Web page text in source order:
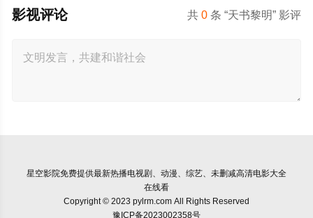
共0 条 “天书黎明” 影评
影视评论
星空影院免费提供最新热播电视剧、动漫、综艺、未删减高清电影大全
在线看
Copyright © 2023 pylrm.com All Rights Reserved
豫ICP备2023002358号